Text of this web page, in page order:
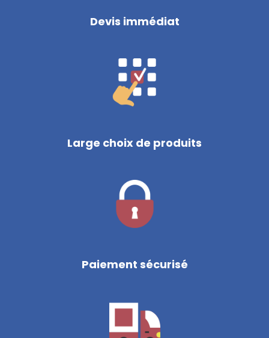
Devis immédiat
Large choix de produits
Paiement sécurisé